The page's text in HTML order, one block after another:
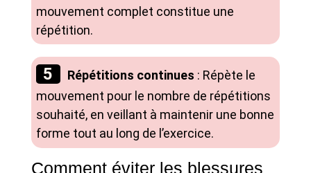
mouvement complet constitue une
répétition.
Répétitions continues : Répète le
mouvement pour le nombre de répétitions
souhaité, en veillant à maintenir une bonne
forme tout au long de l’exercice.
Comment éviter les blessures